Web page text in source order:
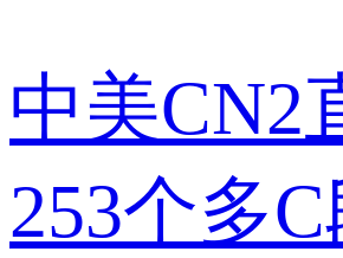
中美CN2
253个多